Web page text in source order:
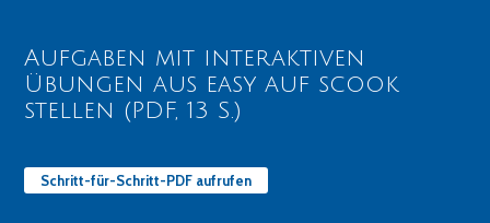
Aufgaben mit interaktiven
Übungen aus easy auf scook
stellen (PDF, 13 S.)
Schritt-für-Schritt-PDF aufrufen